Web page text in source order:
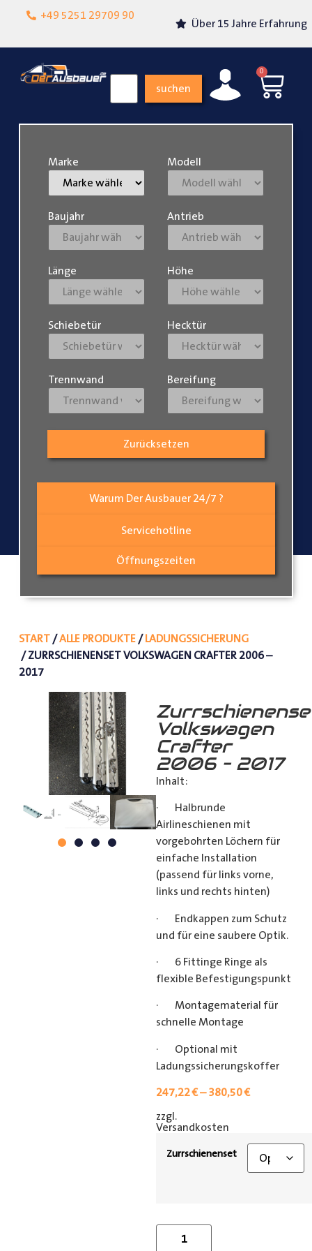
+49 5251 29709 90
Lokalgeschäft in
Über 15 Jahre Erfahrung
suchen
0
Warum Der Ausbauer 24/7 ?
Servicehotline
Öffnungszeiten
Marke Modell
Baujahr Antrieb
Länge Höhe
Schiebetür Hecktür
Trennwand Bereifung
Zurücksetzen
START/ALLE PRODUKTE/LADUNGSSICHERUNG
/ ZURRSCHIENENSET VOLKSWAGEN CRAFTER 2006 –
2017
Volkswagen
Crafter
2006 – 2017
Inhalt:
· Halbrunde
Airlineschienen mit
vorgebohrten Löchern für
einfache Installation
(passend für links vorne,
links und rechts hinten)
· Endkappen zum Schutz
und für eine saubere Optik.
· 6 Fittinge Ringe als
flexible Befestigungspunkt
· Montagematerial für
schnelle Montage
· Optional mit
Ladungssicherungskoffer
247,22€–380,50€
zzgl.
Versandkosten
Zurrschienenset